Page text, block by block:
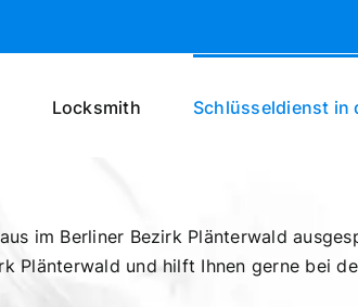
Locksmith Schlüsseldienst in
im Berliner Bezirk Plänterwald
Plänterwald und hilft Ihnen gerne bei